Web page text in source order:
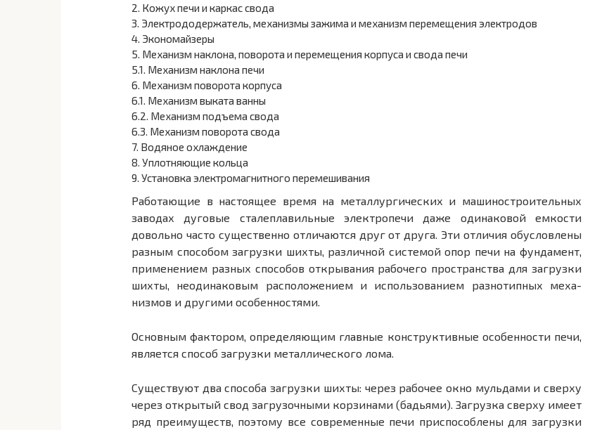
2. Кожух печи и каркас свода
3. Электрододержатель, механизмы зажима и механизм перемещения электродов
4. Экономайзеры
5. Механизм наклона, поворота и перемещения корпуса и свода печи
5.1. Механизм наклона печи
6. Механизм поворота корпуса
6.1. Механизм выката ванны
6.2. Механизм подъема свода
6.3. Механизм поворота свода
7. Водяное охлаждение
8. Уплотняющие кольца
9. Установка электромагнитного перемешивания
Работающие в настоящее время на металлургических и машино­строительных
заводах дуговые сталеплавильные электропечи даже одинаковой емкости
довольно часто существенно отличаются друг от друга. Эти отличия обусловлены
разным способом загрузки шихты, различной системой опор печи на фундамент,
применением разных способов открывания рабочего пространства для загрузки
шихты, неодинаковым расположением и использованием разнотипных меха­
низмов и другими особенностями.
Основным фактором, определяющим главные конструктивные особенности печи,
является способ загрузки металлического лома.
Существуют два способа загрузки шихты: через рабочее окно мульдами и сверху
через открытый свод загрузочными корзинами (бадьями). Загрузка сверху имеет
ряд преимуществ, поэтому все современные печи приспособлены для загрузки